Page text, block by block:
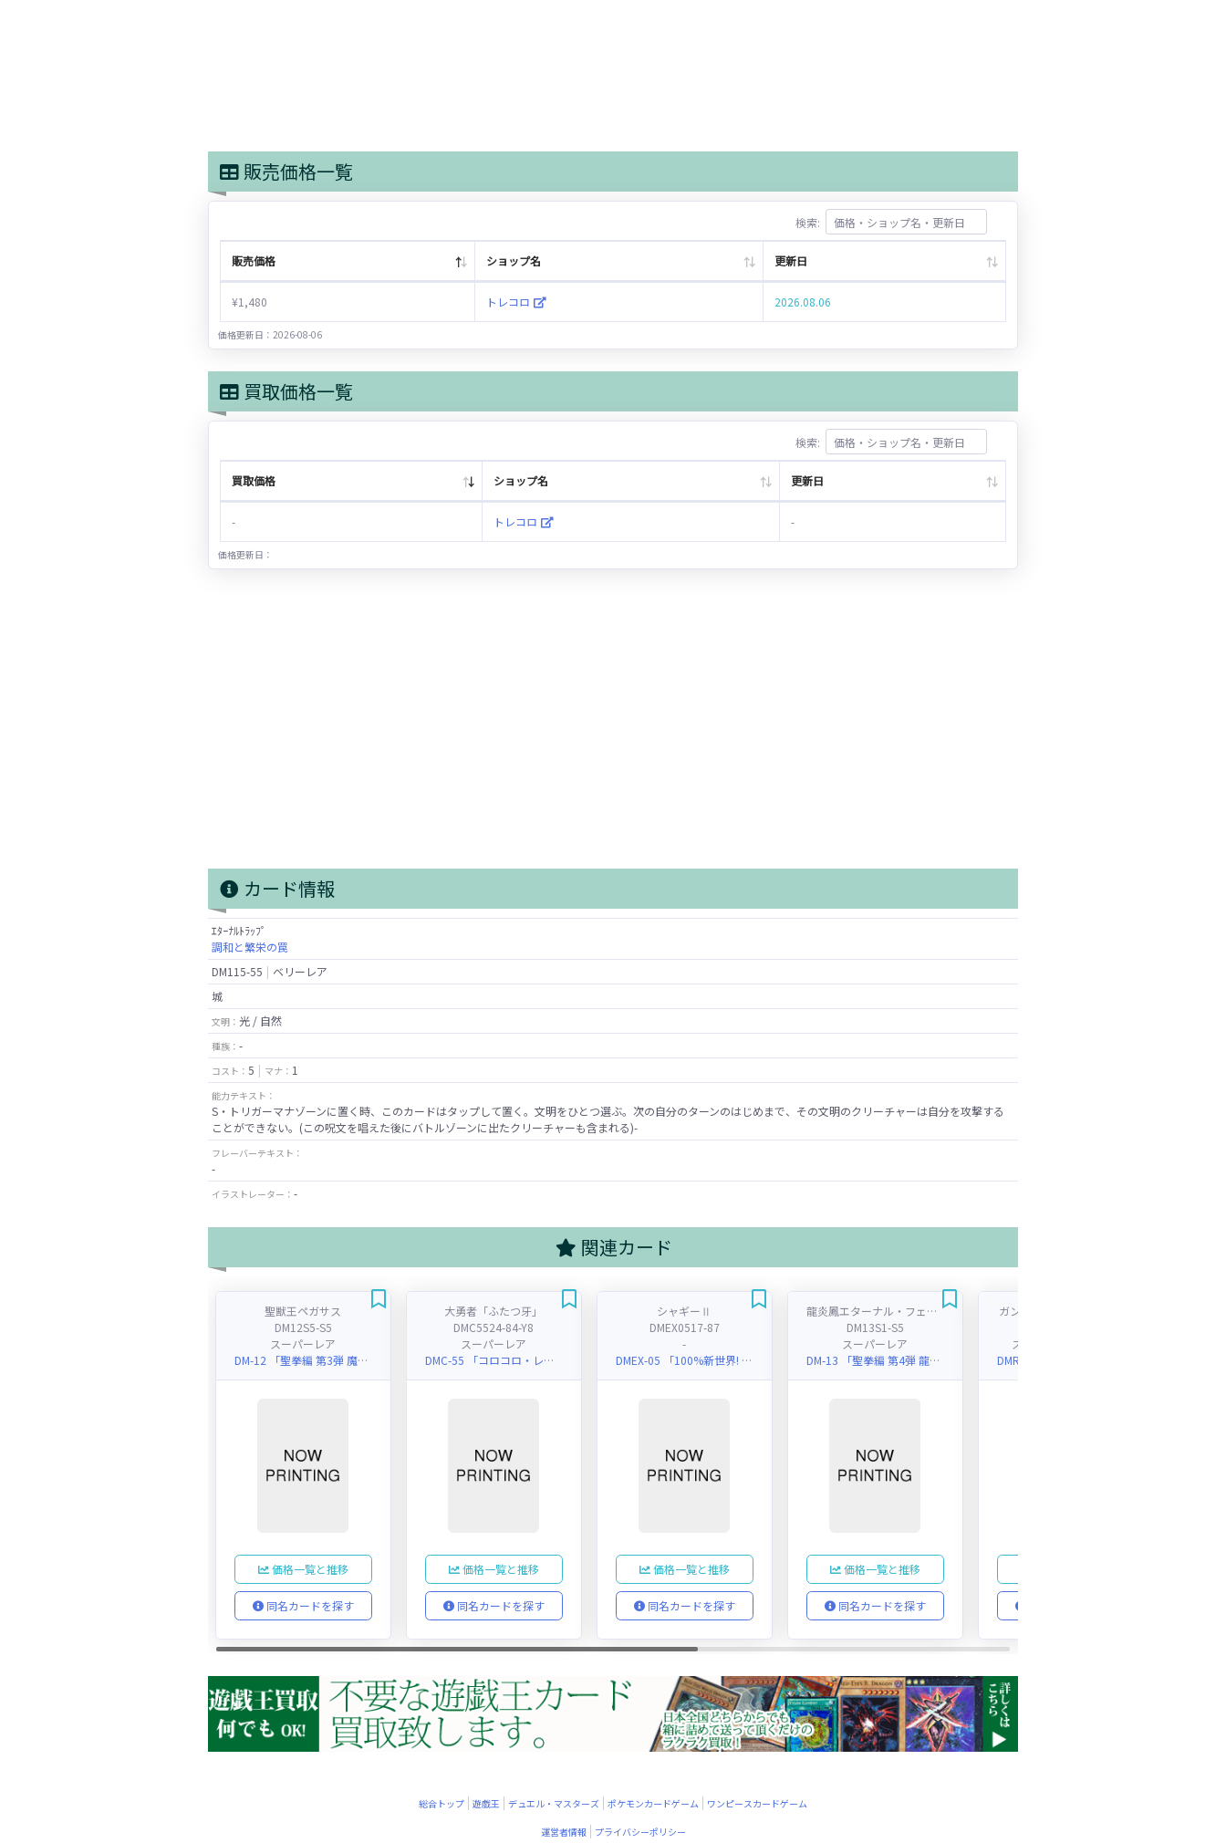
販売価格一覧
検索:
販売価格 ショップ名 更新日
¥1,480 トレコロ 2026.08.06
価格更新日：2026-08-06
買取価格一覧
検索:
買取価格 ショップ名 更新日
- トレコロ -
価格更新日：
カード情報
ｴﾀｰﾅﾙﾄﾗｯﾌﾟ
調和と繁栄の罠
DM115-55
ベリーレア
城
文明： 光 / 自然
種族： -
コスト： 5 マナ： 1
能力テキスト：
S・トリガーマナゾーンに置く時、このカードはタップして置く。文明をひとつ選ぶ。次の自分のターンのはじめまで、その文明のクリーチャーは自分を攻撃する
ことができない。(この呪文を唱えた後にバトルゾーンに出たクリーチャーも含まれる)-
フレーバーテキスト：
-
イラストレーター： -
関連カード
聖獣王ペガサス
DM12S5-S5
スーパーレア
DM-12 「聖拳編 第3弾 魔封魂の融合(エターナル・ボルテックス)」
価格一覧と推移
同名カードを探す
大勇者「ふたつ牙」
DMC5524-84-Y8
スーパーレア
DMC-55 「コロコロ・レジェンド・7」
価格一覧と推移
同名カードを探す
シャギーⅡ
DMEX0517-87
-
DMEX-05 「100%新世界! 超GRパック100」
価格一覧と推移
同名カードを探す
龍炎鳳エターナル・フェニックス
DM13S1-S5
スーパーレア
DM-13 「聖拳編 第4弾 龍炎鳳神誕(エターナル・フェニックス)」
価格一覧と推移
同名カードを探す
ガンザン戦車 スパイク７Ｋ
スーパーレア / マル秘
総合トップ 遊戯王 デュエル・マスターズ ポケモンカードゲーム ワンピースカードゲーム
運営者情報 プライバシーポリシー